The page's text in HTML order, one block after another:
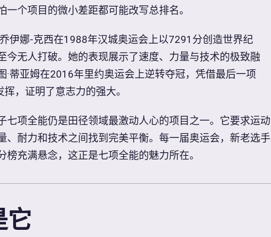
一个项目的微小差距都可能改写总排名。
伊娜-克西在1988年汉城奥运会上以7291分创造世界纪
今无人打破。她的表现展示了速度、力量与技术的极致融
·蒂亚姆在2016年里约奥运会上逆转夺冠，凭借最后一项
，证明了意志力的强大。
七项全能仍是田径领域最激动人心的项目之一。它要求运动
、耐力和技术之间找到完美平衡。每一届奥运会，新老选手
榜充满悬念，这正是七项全能的魅力所在。
它